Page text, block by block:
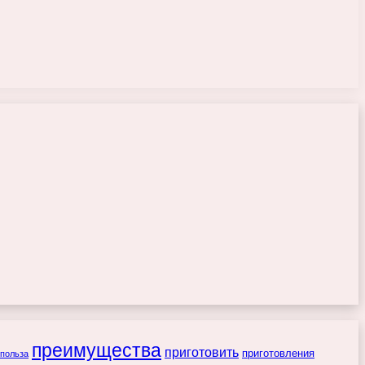
польза преимущества приготовить приготовления